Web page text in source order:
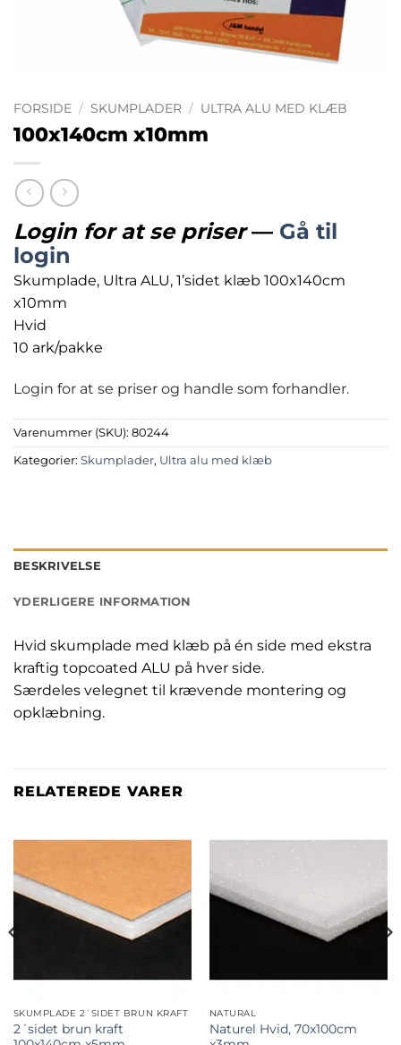
FORSIDE / SKUMPLADER / ULTRA ALU MED KLÆB
100x140cm x10mm
Login for at se priser— Gå til
login
Skumplade, Ultra ALU, 1’sidet klæb 100x140cm
x10mm
Hvid
10 ark/pakke
Login for at se priser og handle som forhandler.
Varenummer (SKU): 80244
Kategorier: Skumplader, Ultra alu med klæb
BESKRIVELSE
YDERLIGERE INFORMATION
Hvid skumplade med klæb på én side med ekstra
kraftig topcoated ALU på hver side.
Særdeles velegnet til krævende montering og
opklæbning.
RELATEREDE VARER
SKUMPLADE 2´SIDET BRUN KRAFT
2´sidet brun kraft
NATURAL
Naturel Hvid, 70x100cm